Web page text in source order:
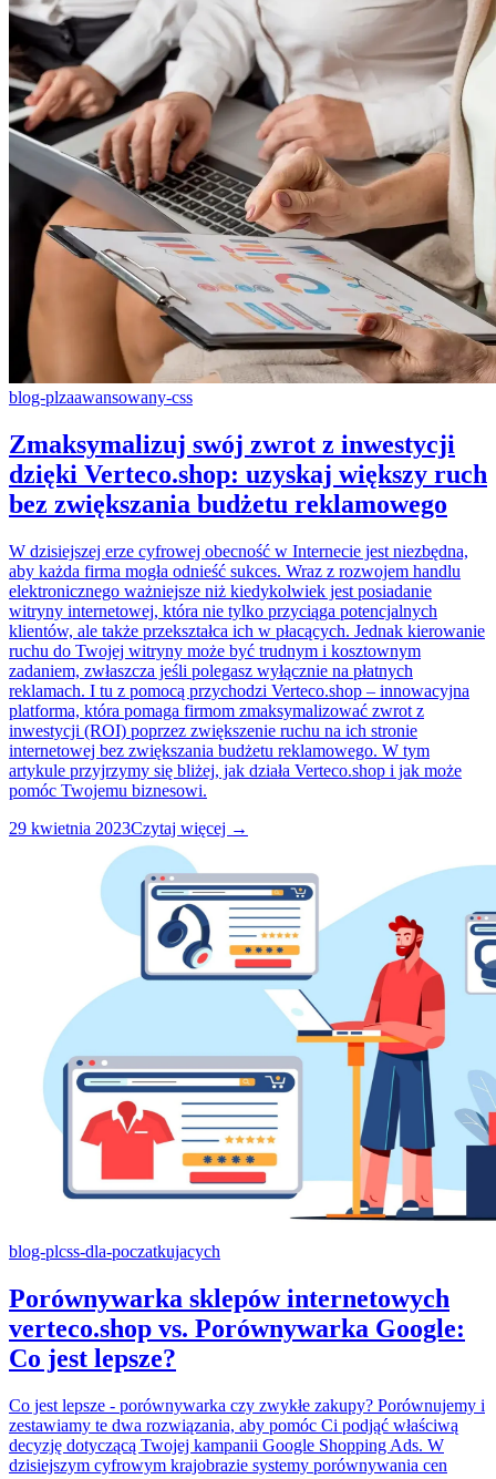
blog-plzaawansowany-css
Zmaksymalizuj swój zwrot z inwestycji
dzięki Verteco.shop: uzyskaj większy ruch
bez zwiększania budżetu reklamowego
W dzisiejszej erze cyfrowej obecność w Internecie jest niezbędna,
aby każda firma mogła odnieść sukces. Wraz z rozwojem handlu
elektronicznego ważniejsze niż kiedykolwiek jest posiadanie
witryny internetowej, która nie tylko przyciąga potencjalnych
klientów, ale także przekształca ich w płacących. Jednak kierowanie
ruchu do Twojej witryny może być trudnym i kosztownym
zadaniem, zwłaszcza jeśli polegasz wyłącznie na płatnych
reklamach. I tu z pomocą przychodzi Verteco.shop – innowacyjna
platforma, która pomaga firmom zmaksymalizować zwrot z
inwestycji (ROI) poprzez zwiększenie ruchu na ich stronie
internetowej bez zwiększania budżetu reklamowego. W tym
artykule przyjrzymy się bliżej, jak działa Verteco.shop i jak może
pomóc Twojemu biznesowi.
29 kwietnia 2023Czytaj więcej →
blog-plcss-dla-poczatkujacych
Porównywarka sklepów internetowych
verteco.shop vs. Porównywarka Google:
Co jest lepsze?
Co jest lepsze - porównywarka czy zwykłe zakupy? Porównujemy i
zestawiamy te dwa rozwiązania, aby pomóc Ci podjąć właściwą
decyzję dotyczącą Twojej kampanii Google Shopping Ads. W
dzisiejszym cyfrowym krajobrazie systemy porównywania cen